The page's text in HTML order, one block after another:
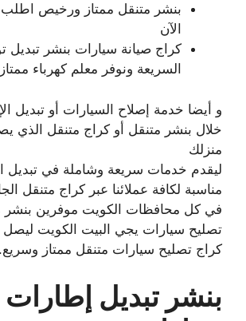
بنشر متنقل ممتاز ورخيص اطلب
الآن
كراج صيانة سيارات بنشر تبديل
السريعة ونوفر معلم كهرباء ممتاز
و أيضا خدمة إصلاح السيارات أو تبديل
خلال بنشر متنقل أو كراج متنقل الذي
منزلك
ليقدم خدمات سريعة وشاملة في تبديل
مناسبة لكافة عملائنا عبر كراج متنقل
في كل محافظات الكويت موفرين بنشر
تصليح سيارات يجي البيت الكويت ليصل
كراج تصليح سيارات متنقل ممتاز وسريع.
بنشر تبديل إطارات